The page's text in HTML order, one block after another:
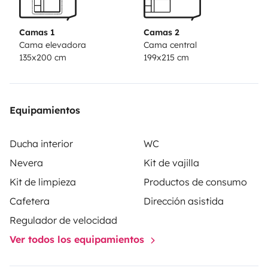
de 5 plazas con mesa extensible y asientos de cabina
espacios de almacenamiento.También dispone de
enfriador para hacer mas confortables las noches de
automática.APARTIR DE LOS 5 DIAS DE ALQUILER;
Camas 1
Cama elevadora
135x200 cm
Camas 2
Cama central
199x215 cm
Equipamientos
Ducha interior
WC
Nevera
Kit de vajilla
Kit de limpieza
Productos de consumo
Cafetera
Dirección asistida
Regulador de velocidad
Ver todos los equipamientos